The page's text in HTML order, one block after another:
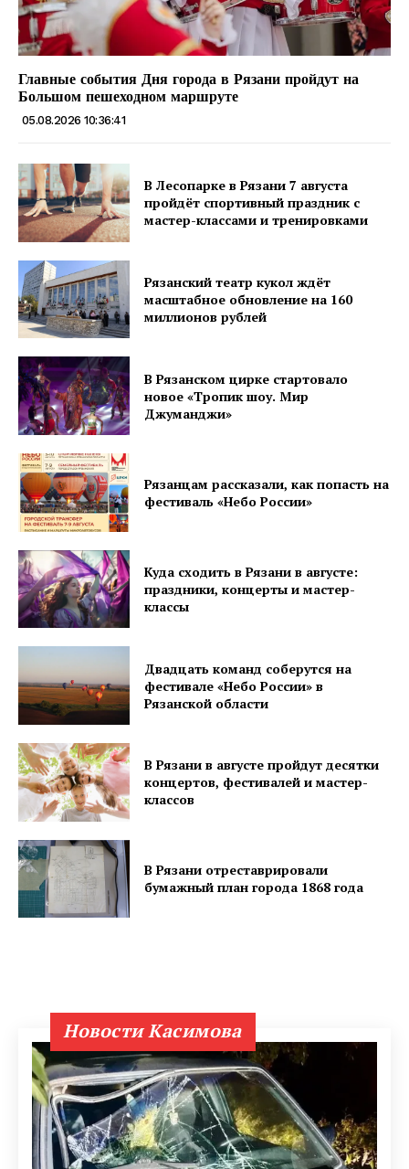
Главные события Дня города в Рязани пройдут на
Большом пешеходном маршруте
05.08.2026 10:36:41
В Лесопарке в Рязани 7 августа
пройдёт спортивный праздник с
мастер-классами и тренировками
Рязанский театр кукол ждёт
масштабное обновление на 160
миллионов рублей
В Рязанском цирке стартовало
новое «Тропик шоу. Мир
Джуманджи»
Рязанцам рассказали, как попасть на
фестиваль «Небо России»
Куда сходить в Рязани в августе:
праздники, концерты и мастер-
классы
Двадцать команд соберутся на
фестивале «Небо России» в
Рязанской области
В Рязани в августе пройдут десятки
концертов, фестивалей и мастер-
классов
В Рязани отреставрировали
бумажный план города 1868 года
Новости Касимова